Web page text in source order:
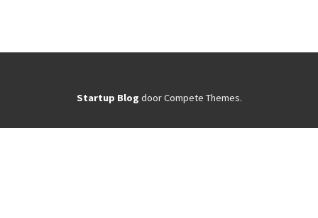
Startup Blog door Compete Themes.